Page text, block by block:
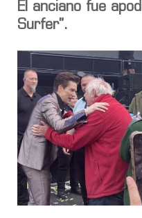
El anciano fue
Surfer”.